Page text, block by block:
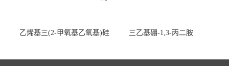
乙烯基三(2-甲氧基乙氧基)硅
三乙基硼-1,3-丙二胺